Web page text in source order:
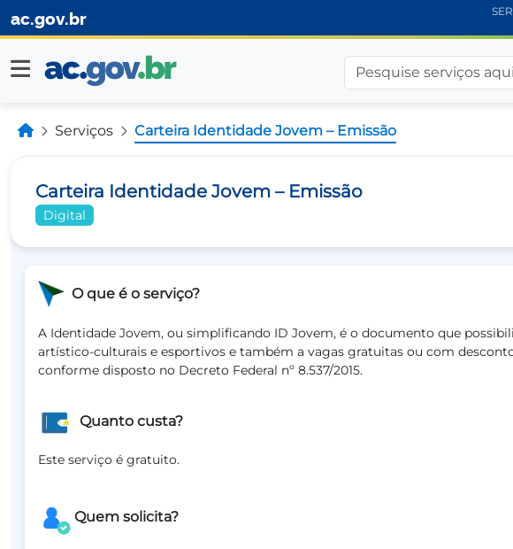
ac.gov.br
Serviços Carteira Identidade Jovem – Emissão
Carteira Identidade Jovem – Emissão
Digital
O que é o serviço?
A Identidade Jovem, ou simplificando ID Jovem, é o documento que
artístico-culturais e esportivos e também a vagas gratuitas ou com
conforme disposto no Decreto Federal nº 8.537/2015.
Quanto custa?
Este serviço é gratuito.
Quem solicita?